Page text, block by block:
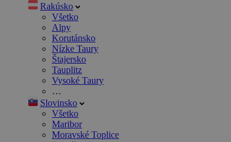
Rakúsko
Všetko
Alpy
Korutánsko
Nízke Taury
Štajersko
Tauplitz
Vysoké Taury
…
Slovinsko
Všetko
Maribor
Moravské Toplice